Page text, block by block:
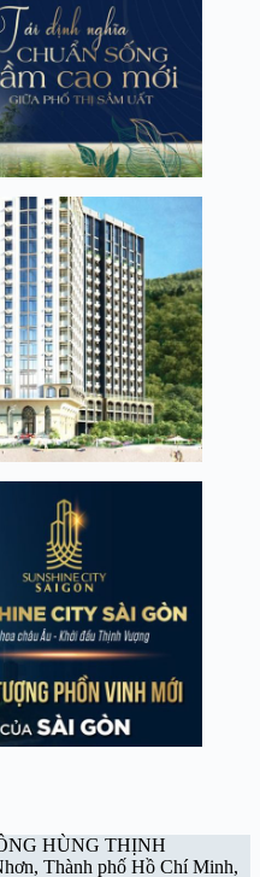
HÙNG THỊNH
Thành phố Hồ Chí Minh,